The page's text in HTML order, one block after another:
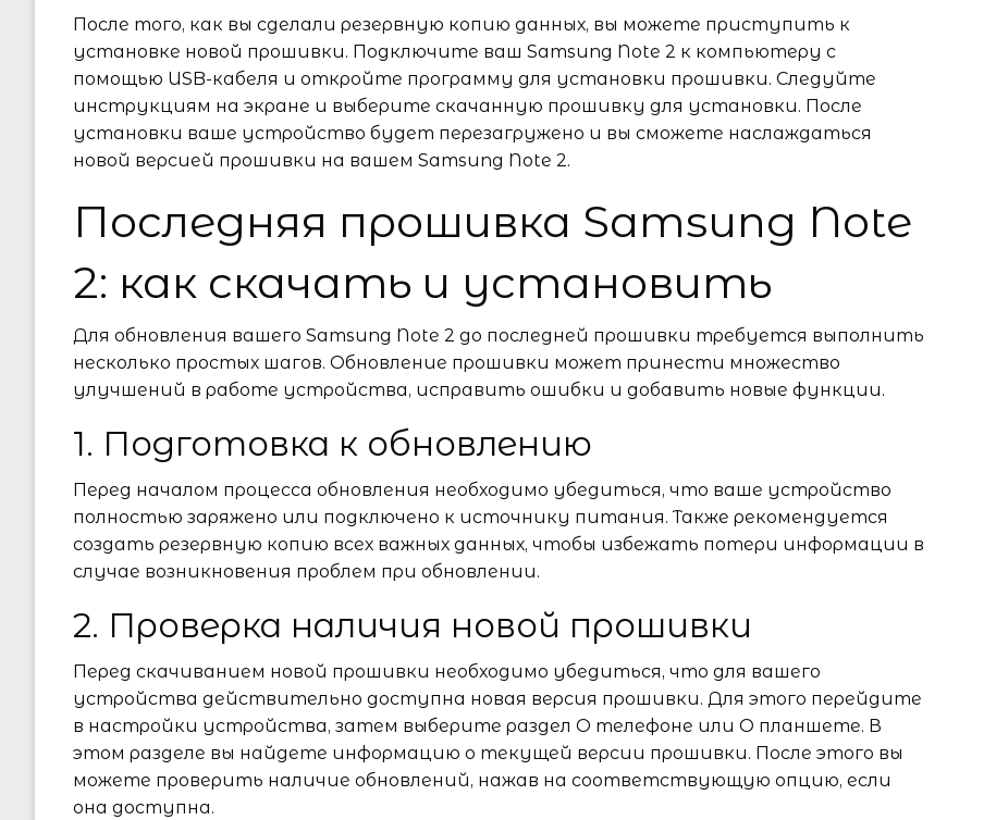
После того, как вы сделали резервную копию данных, вы можете приступить к
установке новой прошивки. Подключите ваш Samsung Note 2 к компьютеру с
помощью USB-кабеля и откройте программу для установки прошивки. Следуйте
инструкциям на экране и выберите скачанную прошивку для установки. После
установки ваше устройство будет перезагружено и вы сможете наслаждаться
новой версией прошивки на вашем Samsung Note 2.
Последняя прошивка Samsung Note
2: как скачать и установить
Для обновления вашего Samsung Note 2 до последней прошивки требуется выполнить
несколько простых шагов. Обновление прошивки может принести множество
улучшений в работе устройства, исправить ошибки и добавить новые функции.
1. Подготовка к обновлению
Перед началом процесса обновления необходимо убедиться, что ваше устройство
полностью заряжено или подключено к источнику питания. Также рекомендуется
создать резервную копию всех важных данных, чтобы избежать потери информации в
случае возникновения проблем при обновлении.
2. Проверка наличия новой прошивки
Перед скачиванием новой прошивки необходимо убедиться, что для вашего
устройства действительно доступна новая версия прошивки. Для этого перейдите
в настройки устройства, затем выберите раздел О телефоне или О планшете. В
этом разделе вы найдете информацию о текущей версии прошивки. После этого вы
можете проверить наличие обновлений, нажав на соответствующую опцию, если
она доступна.